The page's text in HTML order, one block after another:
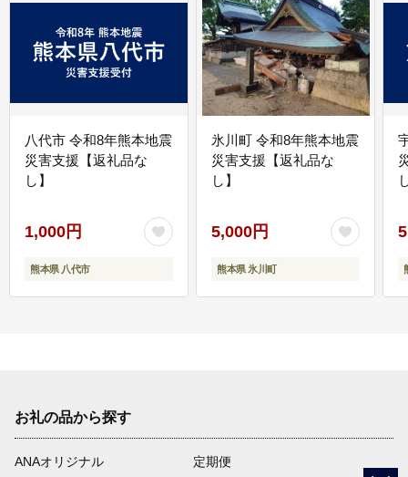
八代市 令和8年熊本地震
災害支援【返礼品な
し】
1,000円
熊本県 八代市
氷川町 令和8年熊本地震
災害支援【返礼品な
し】
5,000円
熊本県 氷川町
お礼の品から探す
ANAオリジナル
定期便